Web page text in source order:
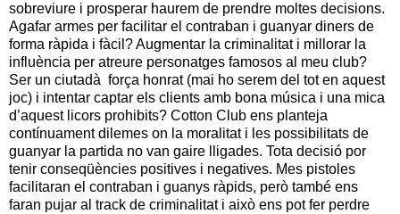
sobreviure i prosperar haurem de prendre moltes decisions.
Agafar armes per facilitar el contraban i guanyar diners de
forma ràpida i fàcil? Augmentar la criminalitat i millorar la
influència per atreure personatges famosos al meu club?
Ser un ciutadà força honrat (mai ho serem del tot en aquest
joc) i intentar captar els clients amb bona música i una mica
d’aquest licors prohibits? Cotton Club ens planteja
contínuament dilemes on la moralitat i les possibilitats de
guanyar la partida no van gaire lligades. Tota decisió por
tenir conseqüències positives i negatives. Mes pistoles
facilitaran el contraban i guanys ràpids, però també ens
faran pujar al track de criminalitat i això ens pot fer perdre